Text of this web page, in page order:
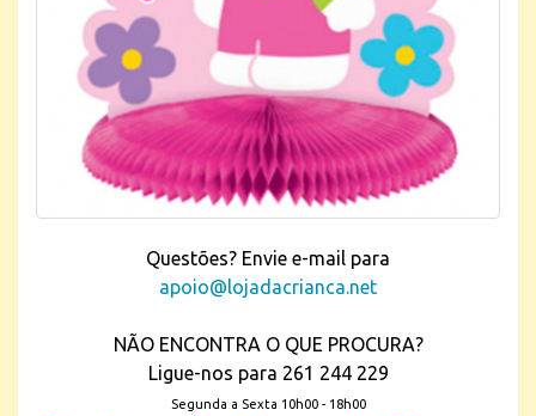
Questões? Envie e-mail para
apoio@lojadacrianca.net
NÃO ENCONTRA O QUE PROCURA?
Ligue-nos para 261 244 229
Segunda a Sexta 10h00 - 18h00